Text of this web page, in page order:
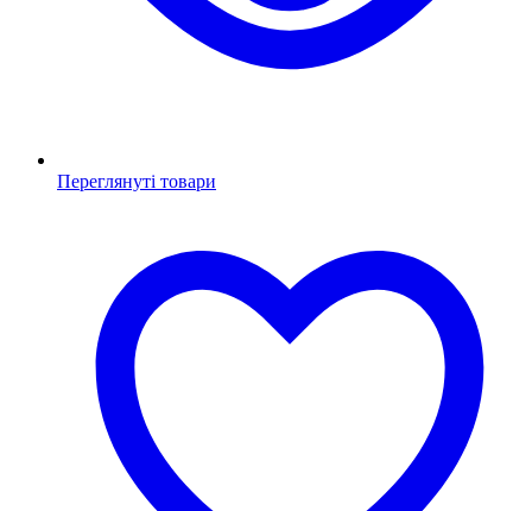
Переглянуті товари